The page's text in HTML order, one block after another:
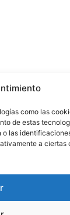
como las
de estas
las
a ciertas